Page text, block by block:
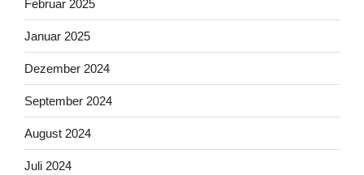
Februar 2025
Januar 2025
Dezember 2024
September 2024
August 2024
Juli 2024